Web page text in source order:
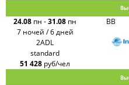
24.08 пн -31.08 пн
7 ночей / 6 дней
BB
2ADL
standard
51 428 руб/чел